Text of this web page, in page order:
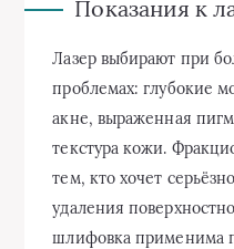
Показания к
Лазер выбирают при
проблемах: глубокие
акне, выраженная
текстура кожи.
тем, кто хочет
удаления
шлифовка применима